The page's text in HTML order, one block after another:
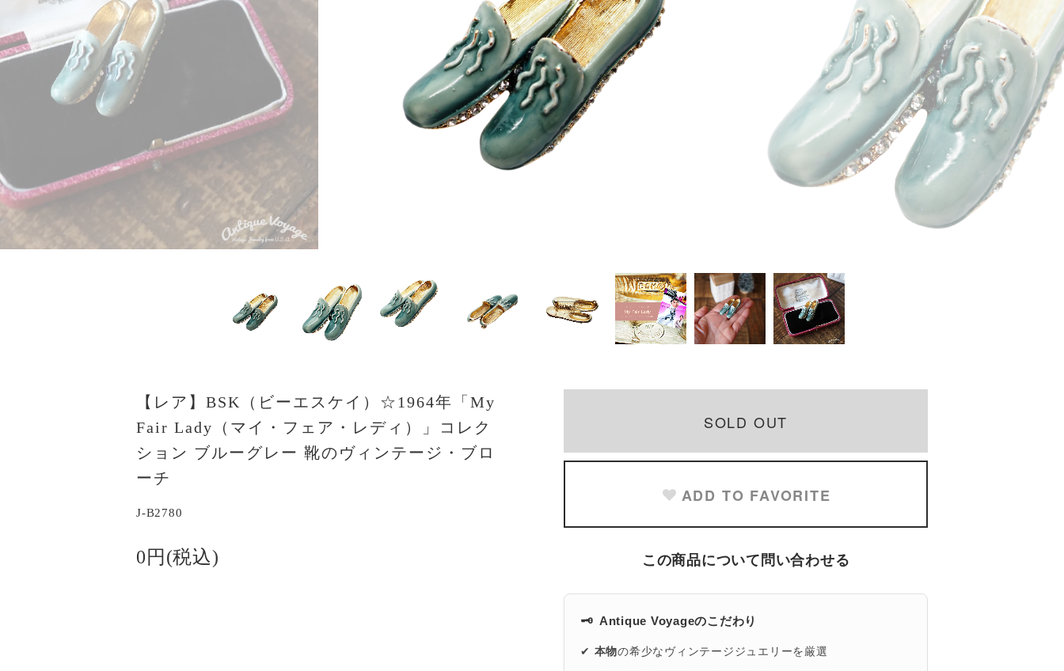
【レア】BSK（ビーエスケイ）☆1964年「My
Fair Lady（マイ・フェア・レディ）」コレク
ション ブルーグレー 靴のヴィンテージ・ブロ
ーチ
J-B2780
0円(税込)
SOLD OUT
ADD TO FAVORITE
この商品について問い合わせる
🗝️ Antique Voyageのこだわり
✔ 本物の希少なヴィンテージジュエリーを厳選